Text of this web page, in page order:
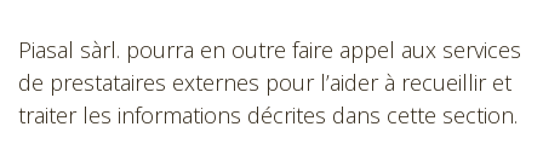
Piasal sàrl. pourra en outre faire appel aux services
de prestataires externes pour l’aider à recueillir et
traiter les informations décrites dans cette section.